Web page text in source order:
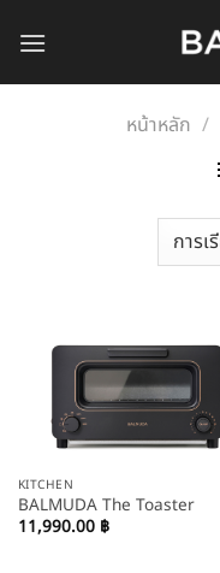
หน้าหลัก /
KITCHEN
BALMUDA The Toaster
11,990.00 ฿